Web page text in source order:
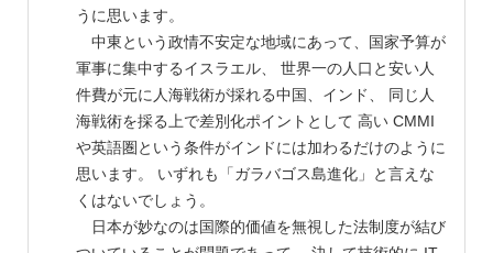
うに思います。
中東という政情不安定な地域にあって、国家予算が
軍事に集中するイスラエル、 世界一の人口と安い人
件費が元に人海戦術が採れる中国、インド、 同じ人
海戦術を採る上で差別化ポイントとして 高い CMMI
や英語圏という条件がインドには加わるだけのように
思います。 いずれも「ガラバゴス島進化」と言えな
くはないでしょう。
日本が妙なのは国際的価値を無視した法制度が結び